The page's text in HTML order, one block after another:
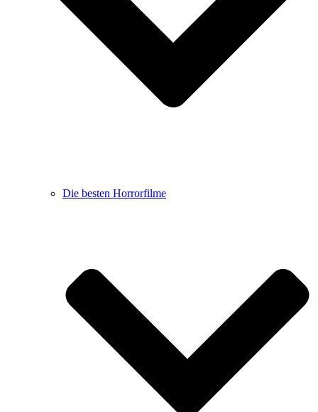
Die besten Horrorfilme